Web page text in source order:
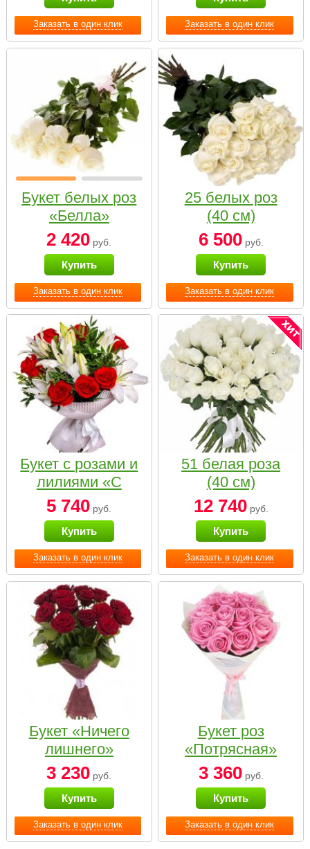
Заказать в один клик Заказать в один клик
Заказать в один клик
Букет белых роз
«Белла»
2 420 руб.
Купить
Заказать в один клик
25 белых роз
(40 см)
6 500руб.
Купить
Заказать в один клик
Букет с розами и
лилиями «С
наилучшими
пожеланиями»
5 740 руб.
Купить
Заказать в один клик
51 белая роза
(40 см)
12 740руб.
Купить
Заказать в один клик
Букет «Ничего
лишнего»
3 230 руб.
Купить
Заказать в один клик
Букет роз
«Потрясная»
3 360руб.
Купить